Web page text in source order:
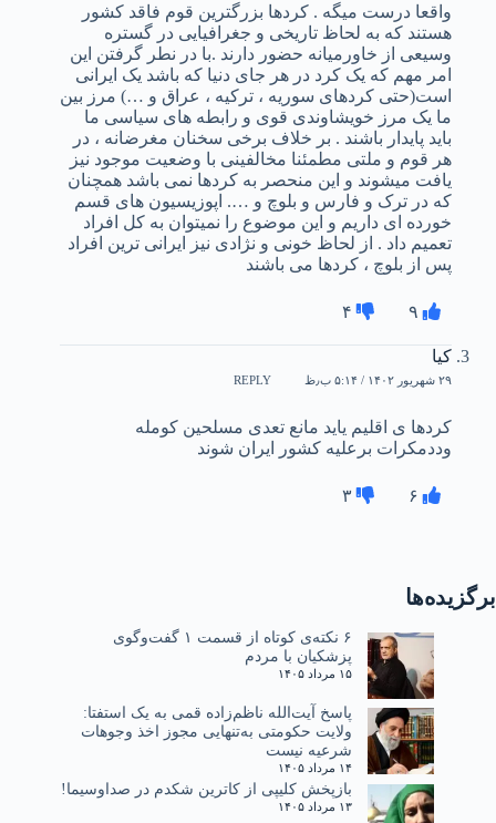
واقعا درست میگه . کردها بزرگترین قوم فاقد کشور
هستند که به لحاظ تاریخی و جغرافیایی در گستره
وسیعی از خاورمیانه حضور دارند .با در نطر گرفتن این
امر مهم که یک کرد در هر جای دنیا که باشد یک ایرانی
است(حتی کردهای سوریه ، ترکیه ، عراق و …) مرز بین
ما یک مرز خویشاوندی قوی و رابطه های سیاسی ما
باید پایدار باشند . بر خلاف برخی سخنان مغرضانه ، در
هر قوم و ملتی مطمئنا مخالفینی با وضعیت موجود نیز
یافت میشوند و این منحصر به کردها نمی باشد همچنان
که در ترک و فارس و بلوچ و …. اپوزیسیون های قسم
خورده ای داریم و این موضوع را نمیتوان به کل افراد
تعمیم داد . از لحاظ خونی و نژادی نیز ایرانی ترین افراد
پس از بلوچ ، کردها می باشند
۹ ۴
کیا
۲۹ شهریور ۱۴۰۲ / ۵:۱۴ ب٫ظ REPLY
کردها ی اقلیم یاید مانع تعدی مسلحین کومله
وددمکرات برعلیه کشور ایران شوند
۶ ۳
برگزیده‌ها
۶ نکته‌ی کوتاه از قسمت ۱ گفت‌وگوی
پزشکیان با مردم
۱۵ مرداد ۱۴۰۵
پاسخ آیت‌الله ناظم‌زاده قمی به یک استفتا:
ولایت حکومتی به‌تنهایی مجوز اخذ وجوهات
شرعیه نیست
۱۴ مرداد ۱۴۰۵
بازپخش کلیپی از کاترین شکدم در صداوسیما!
۱۳ مرداد ۱۴۰۵